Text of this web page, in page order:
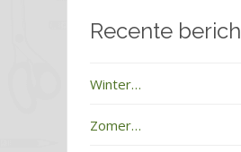
Recente
Winter…
Zomer…